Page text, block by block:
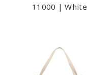
11000 | White